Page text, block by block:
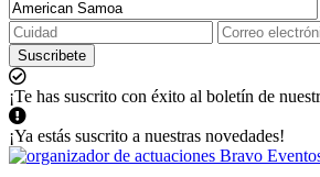
Suscribete
¡Te has suscrito con éxito al boletín de
¡Ya estás suscrito a nuestras novedades!